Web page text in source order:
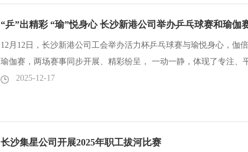
“乒”出精彩 “瑜”悦身心 长沙新港公司举办乒乓球赛和瑜伽
12月12日，长沙新港公司工会举办活力杯乒乓球赛与瑜悦身心，伽
瑜伽赛，两场赛事同步开展、精彩纷呈， 一动一静，体现了专注、
精神内核，生动展现了广...
2025-12-17
长沙集星公司开展2025年职工拔河比赛